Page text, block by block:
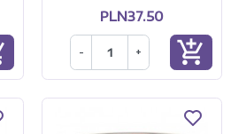
PLN37.50
- + add_shopping_cart